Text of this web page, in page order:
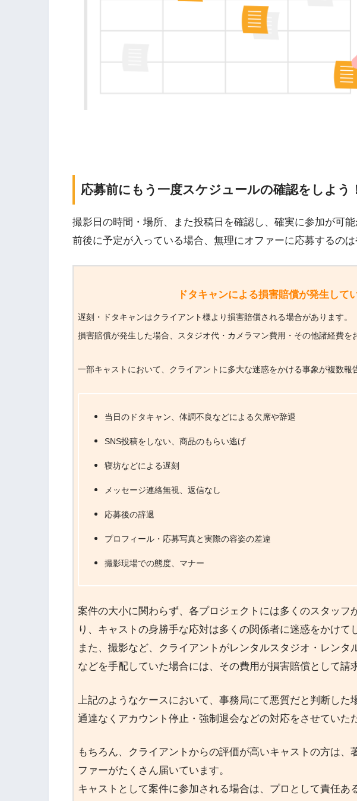
応募前にもう一度スケジュールの確認をしよう
撮影日の時間・場所、また投稿日を確認し、確実に参加が可能
前後に予定が入っている場合、無理にオファーに応募するのは
ドタキャンによる損害賠償が発生して
遅刻・ドタキャンはクライアント様より損害賠償される場合があります。
損害賠償が発生した場合、スタジオ代・カメラマン費用・その他諸経費を
一部キャストにおいて、クライアントに多大な迷惑をかける事象が複数報
当日のドタキャン、体調不良などによる欠席や辞退
SNS投稿をしない、商品のもらい逃げ
寝坊などによる遅刻
メッセージ連絡無視、返信なし
応募後の辞退
プロフィール・応募写真と実際の容姿の差違
撮影現場での態度、マナー
案件の大小に関わらず、各プロジェクトには多くのスタッフ
り、キャストの身勝手な応対は多くの関係者に迷惑をかけて
また、撮影など、クライアントがレンタルスタジオ・レンタ
などを手配していた場合には、その費用が損害賠償として請
上記のようなケースにおいて、事務局にて悪質だと判断した
通達なくアカウント停止・強制退会などの対応をさせていた
もちろん、クライアントからの評価が高いキャストの方は、
ファーがたくさん届いています。
キャストとして案件に参加される場合は、プロとして責任あ